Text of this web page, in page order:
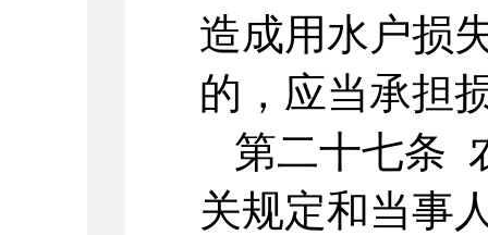
造成用水户损
的，应当承担
第二十七条
关规定和当事